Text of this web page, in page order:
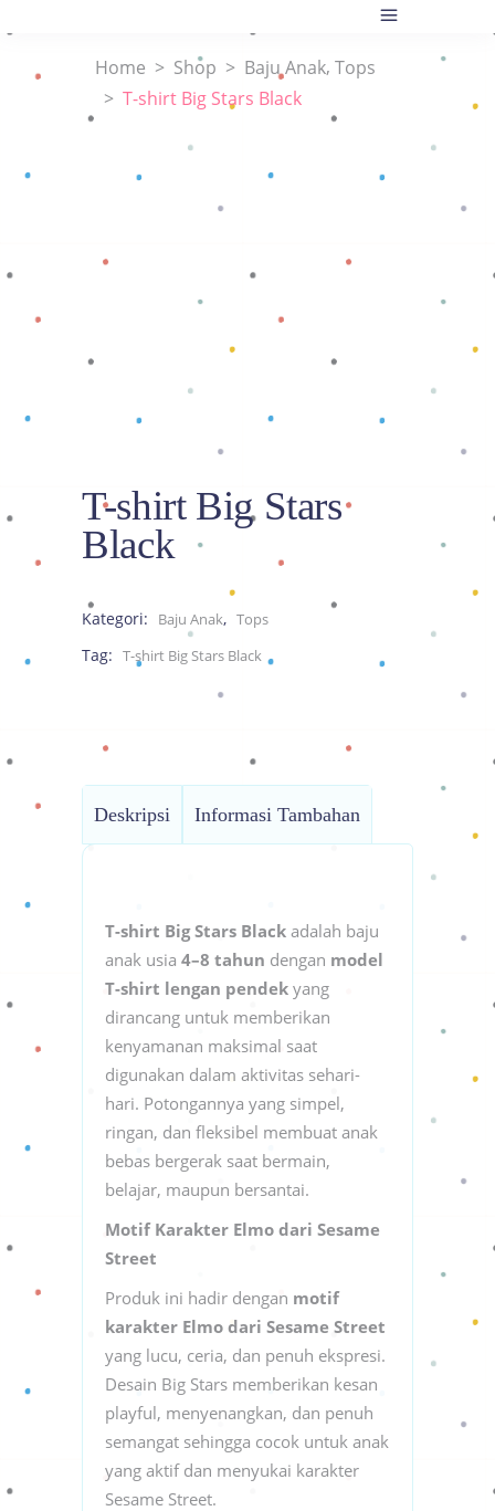
Home > Shop > Baju Anak, Tops
> T-shirt Big Stars Black
T-shirt Big Stars
Black
Kategori: Baju Anak, Tops
Tag: T-shirt Big Stars Black
Deskripsi Informasi Tambahan
T-shirt Big Stars Black adalah baju
anak usia 4–8 tahun dengan model
T-shirt lengan pendek yang
dirancang untuk memberikan
kenyamanan maksimal saat
digunakan dalam aktivitas sehari-
hari. Potongannya yang simpel,
ringan, dan fleksibel membuat anak
bebas bergerak saat bermain,
belajar, maupun bersantai.
Motif Karakter Elmo dari Sesame
Street
Produk ini hadir dengan motif
karakter Elmo dari Sesame Street
yang lucu, ceria, dan penuh ekspresi.
Desain Big Stars memberikan kesan
playful, menyenangkan, dan penuh
semangat sehingga cocok untuk anak
yang aktif dan menyukai karakter
Sesame Street.